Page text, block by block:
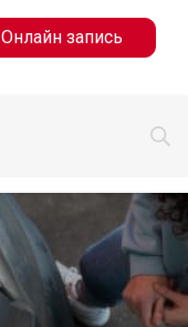
Онлайн запись